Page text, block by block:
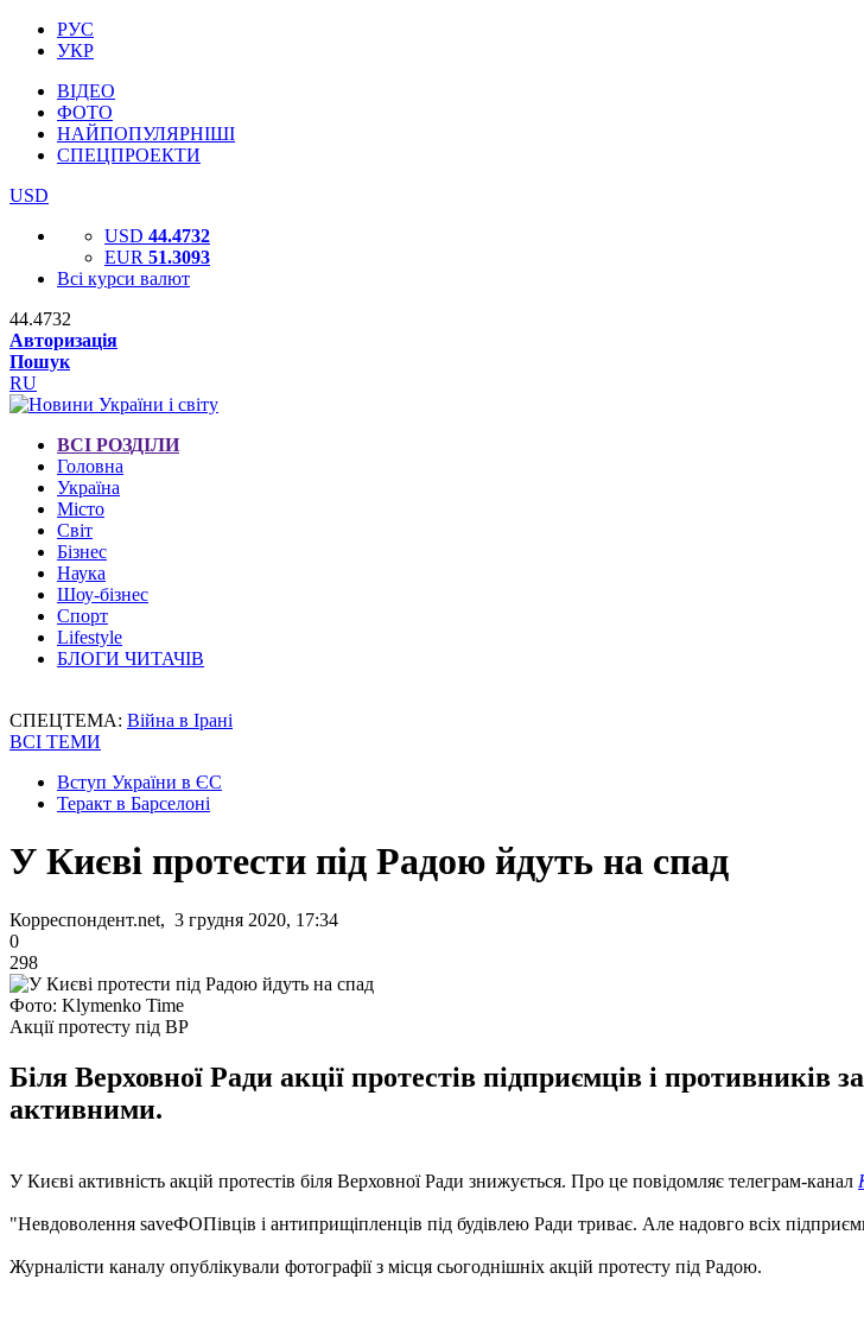
РУС
УКР
ВІДЕО
ФОТО
НАЙПОПУЛЯРНІШІ
СПЕЦПРОЕКТИ
USD
USD 44.4732
EUR 51.3093
Всі курси валют
44.4732
Авторизація
Пошук
RU
ВСІ РОЗДІЛИ
Головна
Україна
Місто
Світ
Бізнес
Наука
Шоу-бізнес
Спорт
Lifestyle
БЛОГИ ЧИТАЧІВ
СПЕЦТЕМА: Війна в Ірані
ВСІ ТЕМИ
Вступ України в ЄС
Теракт в Барселоні
У Києві протести під Радою йдуть на спад
Корреспондент.net, 3 грудня 2020, 17:34
0
298
Фото: Klymenko Time
Акції протесту під ВР
Біля Верховної Ради акції протестів підприємців і
активними.
У Києві активність акцій протестів біля Верховної Ради знижується. Про це повідомляє телеграм-канал
"Невдоволення saveФОПівців і антиприщіпленців під будівлею Ради триває. Але надовго всіх
Журналісти каналу опублікували фотографії з місця сьогоднішніх акцій протесту під Радою.